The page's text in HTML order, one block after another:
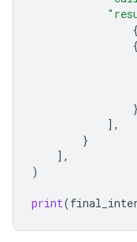
{
{
],
}
],
)
print(